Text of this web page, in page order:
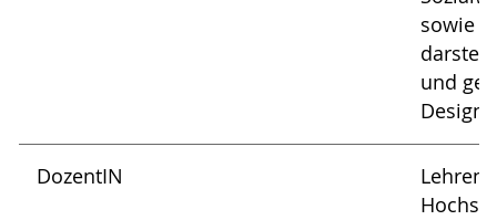
sowie
und
DozentIN